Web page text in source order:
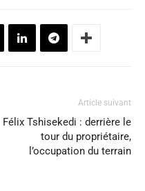
Article suivant
Félix Tshisekedi : derrière le
tour du propriétaire,
l’occupation du terrain